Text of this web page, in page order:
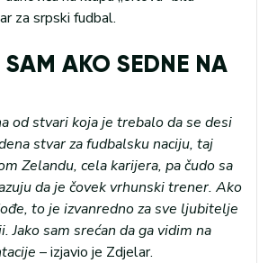
za srpski fudbal.
SAM AKO SEDNE NA
od stvari koja je trebalo da se desi
stvar za fudbalsku naciju, taj
Zelandu, cela karijera, pa čudo sa
da je čovek vrhunski trener. Ako
to je izvanredno za sve ljubitelje
Jako sam srećan da ga vidim na
– izjavio je Zdjelar.